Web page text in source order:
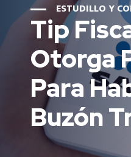
ESTUDILLO Y
Tip
Otorga
Para
Buzón